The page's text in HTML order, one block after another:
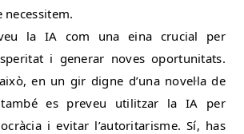
la IA com una eina crucial per
i generar noves oportunitats.
en un gir digne d’una novel·la de
es preveu utilitzar la IA per
i evitar l’autoritarisme. Sí, has